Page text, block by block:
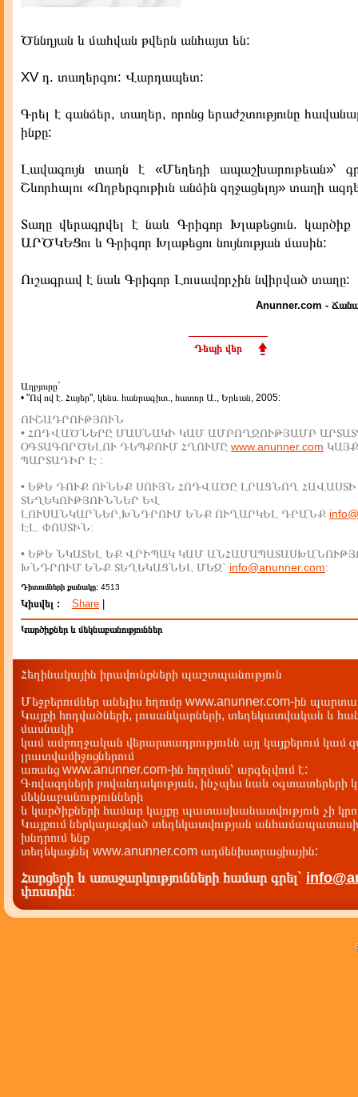
Ծննդյան և մահվան թվերն անհայտ են:
XV դ. տաղերգու: Վարդապետ:
Գրել է գանձեր, տաղեր, որոնց երաժշտությունը
ինքը:
Լավագույն տաղն է «Մեղեդի ապաշխարութեան»՝
Շևորհալու «Ողբերգութիւն անձին զղջացելոյ» տաղի
Տաղը վերագրվել է նաև Գրիգոր Խլաթեցուն.
ԱՐԾԿԵՑու և Գրիգոր Խլաթեցու նույնության մասին:
Ուշագրավ է նաև Գրիգոր Լուսավորչին նվիրված տաղը:
Anunner.com -
Դեպի վեր
Աղբյուրը`
• "Ով ով է. Հայեր", կենս. հանրագիտ., հատոր Ա., Երևան, 2005:
ՈՒՇԱԴՐՈՒԹՅՈՒՆ
• ՀՈԴՎԱԾՆԵՐԸ ՄԱՍՆԱԿԻ ԿԱՄ ԱՄԲՈՂՋՈՒԹՅԱՄԲ
ՕԳՏԱԳՈՐԾԵԼՈՒ ԴԵՊՔՈՒՄ ՀՂՈՒՄԸ www.anunner.com
ՊԱՐՏԱԴԻՐ Է :
• ԵԹԵ ԴՈՒՔ ՈՒՆԵՔ ՍՈՒՅՆ ՀՈԴՎԱԾԸ ԼՐԱՑՆՈՂ ՀԱՎԱՍՏԻ
ՏԵՂԵԿՈՒԹՅՈՒՆՆԵՐ ԵՎ
ԼՈՒՍԱՆԿԱՐՆԵՐ,ԽՆԴՐՈՒՄ ԵՆՔ ՈՒՂԱՐԿԵԼ ԴՐԱՆՔ
ԷԼ. ՓՈՍՏԻՆ:
• ԵԹԵ ՆԿԱՏԵԼ ԵՔ ՎՐԻՊԱԿ ԿԱՄ
ԽՆԴՐՈՒՄ ԵՆՔ ՏԵՂԵԿԱՑՆԵԼ ՄԵԶ` info@anunner.com:
Դիտումների քանակը: 4513
Կիսվել : Share
Կարծիքներ և մեկնաբանություններ
Հեղինակային իրավունքների պաշտպանություն
Մեջբերումներ անելիս հղումը www.anunner.com-ին
Կայքի հոդվածների, լուսանկարների, տեղեկատվական և
մասնակի
կամ ամբողջական վերարտադրությունն այլ կայքերում կամ
լրատվամիջոցներում
առանց www.anunner.com-ին հղղման՝ արգելվում է:
Գովազդների բովանդակության, ինչպես նաև օգտատերերի
մեկնաբանությունների
և կարծիքների համար կայքը պատասխանատվություն չի
Կայքում ներկայացված տեղեկատվության
խնդրում ենք
տեղեկացնել www.anunner.com ադմենիստրացիային:
Հարցերի և առաջարկությունների համար գրել`
փոստին: